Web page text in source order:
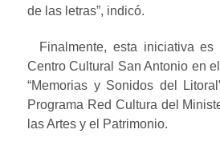
de las letras”, indicó.
Finalmente, esta iniciativa es
Centro Cultural San Antonio en
“Memorias y Sonidos del
Programa Red Cultura del
las Artes y el Patrimonio.